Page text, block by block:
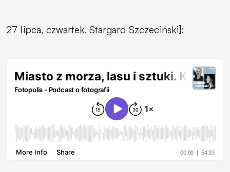
27 lipca, czwartek, Stargard Szczeciński];